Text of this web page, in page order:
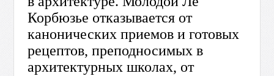
Корбюзье отказывается от
канонических приемов и готовых
рецептов, преподносимых в
архитектурных школах, от